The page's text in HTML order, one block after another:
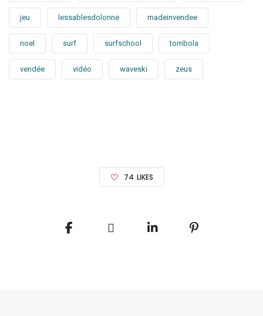
jeu lessablesdolonne madeinvendee
noel surf surfschool tombola
vendée vidéo waveski zeus
74 LIKES